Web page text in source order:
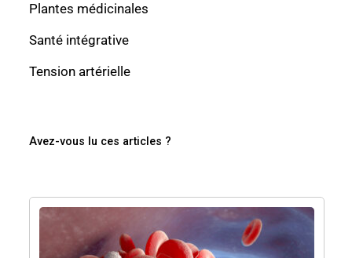
Plantes médicinales
Santé intégrative
Tension artérielle
Avez-vous lu ces articles ?